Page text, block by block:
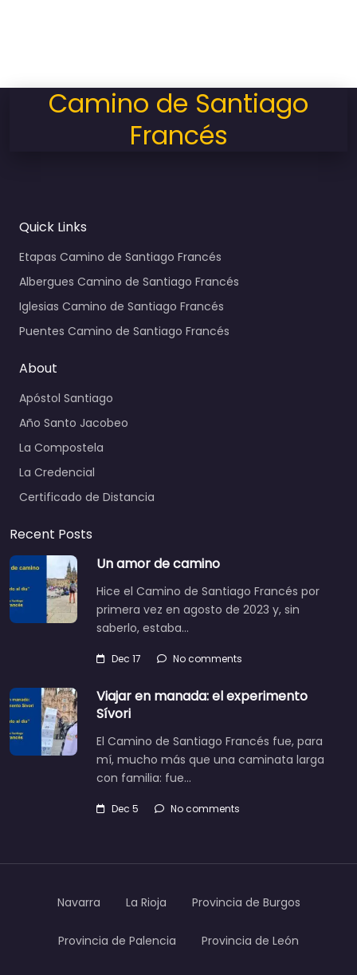
Camino de Santiago
Francés
Quick Links
Etapas Camino de Santiago Francés
Albergues Camino de Santiago Francés
Iglesias Camino de Santiago Francés
Puentes Camino de Santiago Francés
About
Apóstol Santiago
Año Santo Jacobeo
La Compostela
La Credencial
Certificado de Distancia
Recent Posts
Un amor de camino
Hice el Camino de Santiago Francés por
primera vez en agosto de 2023 y, sin
saberlo, estaba…
Dec 17 No comments
Viajar en manada: el experimento
Sívori
El Camino de Santiago Francés fue, para
mí, mucho más que una caminata larga
con familia: fue…
Dec 5 No comments
Navarra La Rioja Provincia de Burgos
Provincia de Palencia Provincia de León